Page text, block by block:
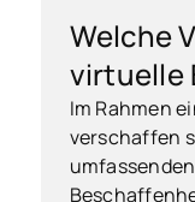
Welche
virtuelle
Im Rahmen
verschaffen